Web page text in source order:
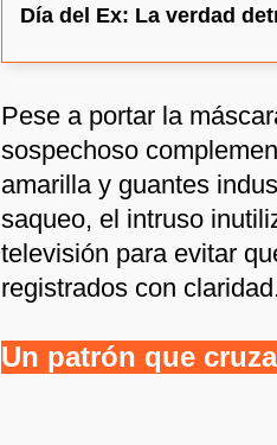
Día del Ex: La verdad
Pese a portar la
sospechoso
amarilla y guantes
saqueo, el intruso
televisión para evitar
registrados con
Un patrón que